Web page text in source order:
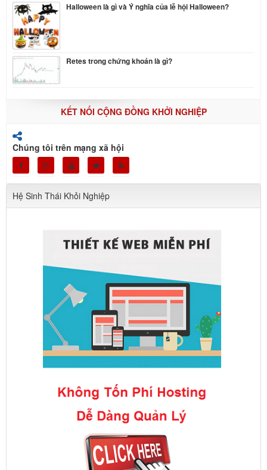
Halloween là gì và Ý nghĩa của lễ hội Halloween?
Retes trong chứng khoán là gì?
KẾT NỐI CỘNG ĐỒNG KHỞI NGHIỆP
Chúng tôi trên mạng xã hội
Hệ Sinh Thái Khỏi Nghiệp